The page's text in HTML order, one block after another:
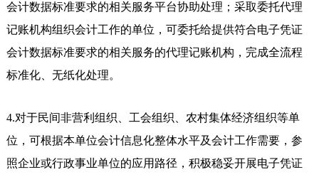
会计数据标准要求的相关服务平台协助处理；采取委托代理
记账机构组织会计工作的单位，可委托给提供符合电子凭证
会计数据标准要求的相关服务的代理记账机构，完成全流程
标准化、无纸化处理。
4.对于民间非营利组织、工会组织、农村集体经济组织等单
位，可根据本单位会计信息化整体水平及会计工作需要，参
照企业或行政事业单位的应用路径，积极稳妥开展电子凭证